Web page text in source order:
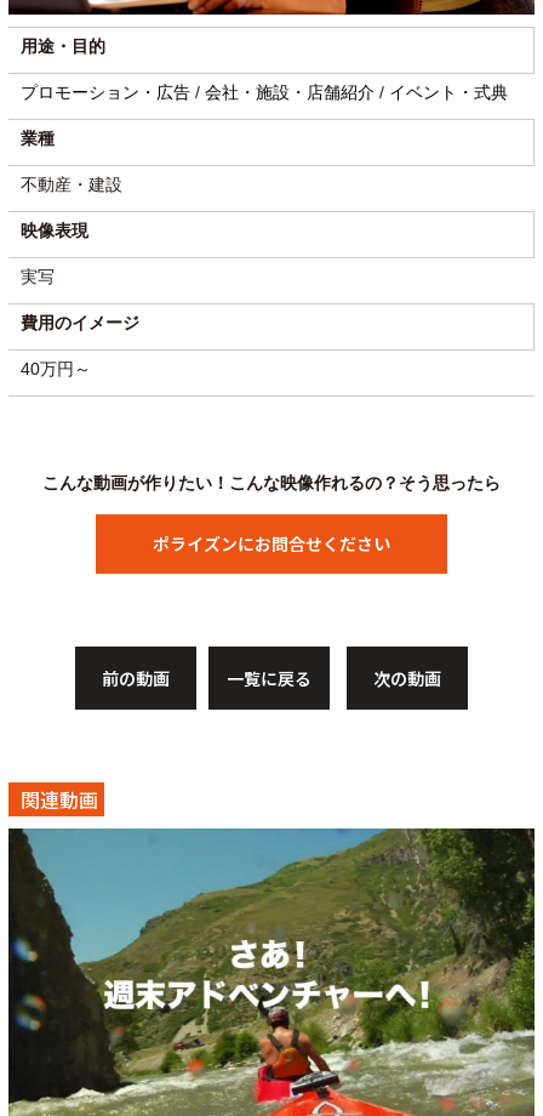
用途・目的
プロモーション・広告/ 会社・施設・店舗紹介/ イベント・式典
業種
不動産・建設
映像表現
実写
費用のイメージ
40万円～
こんな動画が作りたい！こんな映像作れるの？そう思ったら
ポライズンにお問合せください
前の動画 一覧に戻る 次の動画
関連動画